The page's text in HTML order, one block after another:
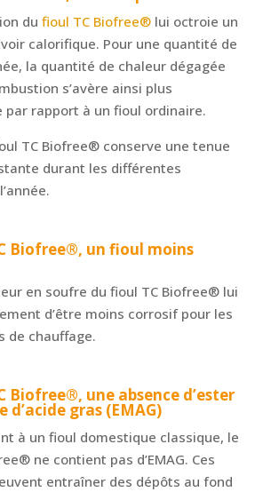
du fioul TC Biofree®lui octroie un
calorifique. Pour une quantité de
la quantité de chaleur dégagée
s’avère ainsi plus
par rapport à un fioul ordinaire.
TC Biofree® conserve une tenue
durant les différentes
Biofree®, un fioul moins
en soufre du fioul TC Biofree® lui
d’être moins corrosif pour les
de chauffage.
Biofree®, une absence d’ester
gras (EMAG)
à un fioul domestique classique, le
ne contient pas d’EMAG. Ces
entraîner des dépôts au fond